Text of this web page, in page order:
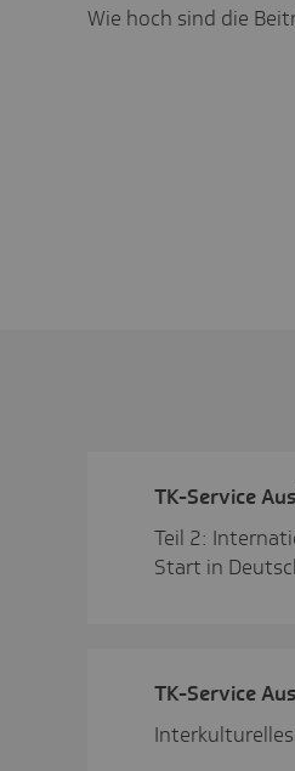
Wie hoch sind die
TK-Service
Teil 2:
Start in
TK-Service